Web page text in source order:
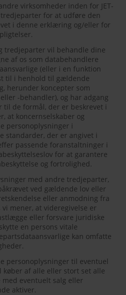
virksomheder inden for JET-
for at udføre den
i denne erklæring og/eller for
tredjeparter vil behandle dine
af os som databehandlere
(eller i en funktion
til i henhold til gældende
herunder koncepter som
-behandler), og har adgang
de formål, der er beskrevet i
at koncernselskaber og
personoplysninger i
standarder, der er angivet i
passende foranstaltninger i
for at garantere
og fortrolighed.
med andre tredjeparter,
ved gældende lov eller
eller anmodning fra
mener, at videregivelse er
eller forsvare juridiske
en persons vitale
kan omfatte
personoplysninger til eventuel
af alle eller stort set alle
eventuelt salg eller
aktiver.